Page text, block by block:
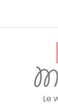
Le
Panneau de